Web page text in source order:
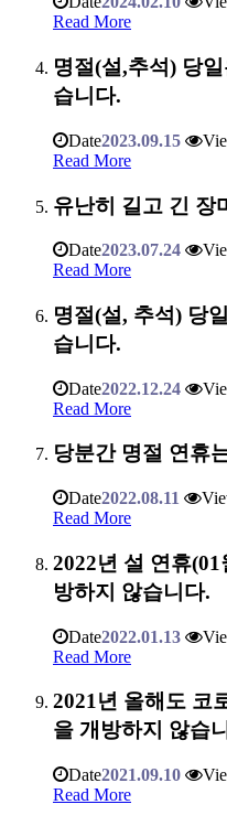
Read More
명절(설,추석) 당
습니다.
Date2023.09.15
Read More
유난히 길고 긴 장
Date2023.07.24
Read More
명절(설, 추석) 당
습니다.
Date2022.12.24
Read More
당분간 명절 연휴
Date2022.08.11
Read More
2022년 설 연휴(01
방하지 않습니다.
Date2022.01.13
Read More
2021년 올해도 코
을 개방하지 않습
Date2021.09.10
Read More